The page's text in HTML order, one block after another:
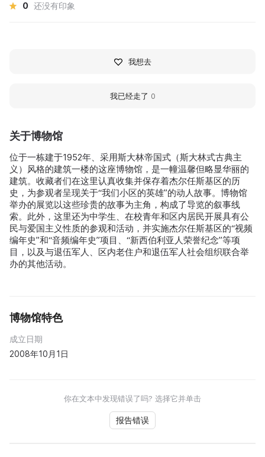
关于博物馆
位于一栋建于1952年、采用斯大林帝国式（斯大林式古典主
义）风格的建筑一楼的这座博物馆，是一幢温馨但略显华丽的
建筑。收藏者们在这里认真收集并保存着杰尔任斯基区的历
史，为参观者呈现关于“我们小区的英雄”的动人故事。博物馆
举办的展览以这些珍贵的故事为主角，构成了导览的叙事线
索。此外，这里还为中学生、在校青年和区内居民开展具有公
民与爱国主义性质的参观和活动，并实施杰尔任斯基区的“视频
编年史”和“音频编年史”项目、“新西伯利亚人荣誉纪念”等项
目，以及与退伍军人、区内老住户和退伍军人社会组织联合举
办的其他活动。
博物馆特色
成立日期
2008年10月1日
你在文本中发现错误了吗? 选择它并单击
报告错误
0 还没有印象
我想去
我已经走了 0